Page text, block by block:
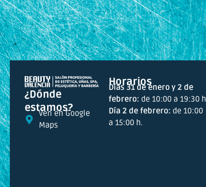
¿Dónde
estamos?
Ven en Google
Maps
Horarios
Días 31 de enero y 2 de
febrero: de 10:00 a 19:30 h
Día 2 de febrero: de 10:00
a 15:00 h.